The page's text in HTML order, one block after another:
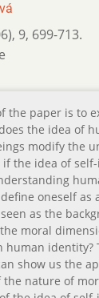
, 9, 699-713.
the paper is to
the idea of
modify the
if the idea of
oneself as
as the
moral
human identity?
show us the
nature of